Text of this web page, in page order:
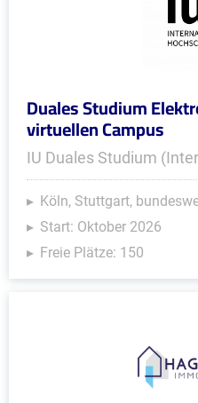
Duales Studium
virtuellen Campus
IU Duales Studium
Köln, Stuttgart,
Start: Oktober 2026
Freie Plätze: 150